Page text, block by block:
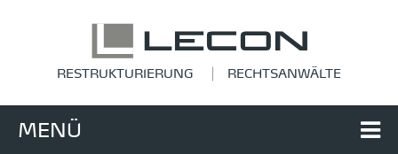
RESTRUKTURIERUNG RECHTSANWÄLTE
MENÜ